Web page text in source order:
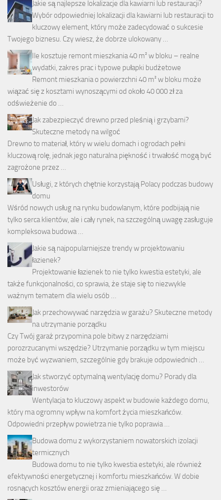
Jakie są najlepsze lokalizacje dla kawiarni lub restauracji?
Wybór odpowiedniej lokalizacji dla kawiarni lub restauracji to
kluczowy element, który może zadecydować o sukcesie
Twojego biznesu. Czy wiesz, że dobrze ulokowany …
Ile kosztuje remont mieszkania 40 m² w bloku – realne
wydatki, zakres prac i typowe pułapki budżetowe
Remont mieszkania o powierzchni 40 m² w bloku może
wiązać się z kosztami wynoszącymi od około 40 000 zł za
odświeżenie do …
Jak zabezpieczyć drewno przed pleśnią i grzybami?
Skuteczne metody na wilgoć
Drewno to materiał, który w wielu domach i ogrodach pełni
kluczową rolę, jednak jego naturalna piękność i trwałość mogą być
zagrożone przez …
Usługi, z których chętnie korzystają Polacy podczas budowy
domu
Wśród nowych usług na rynku budowlanym, które podbijają nie
tylko serca klientów, ale i cały rynek, na szczególną uwagę zasługuje
kompleksowa budowa …
Jakie są najpopularniejsze trendy w projektowaniu
łazienek?
Projektowanie łazienek to nie tylko kwestia estetyki, ale
także funkcjonalności, co sprawia, że staje się to niezwykle
ważnym tematem dla wielu osób …
Jak przechowywać narzędzia w garażu? Skuteczne metody
na utrzymanie porządku
Czy Twój garaż przypomina pole bitwy z narzędziami
porozrzucanymi wszędzie? Utrzymanie porządku w tym miejscu
może być wyzwaniem, szczególnie gdy brakuje odpowiednich …
Jak stworzyć optymalną wentylację domu? Porady dla
inwestorów
Wentylacja to kluczowy aspekt w budowie każdego domu,
który ma ogromny wpływ na komfort życia mieszkańców.
Odpowiedni przepływ powietrza nie tylko poprawia …
Budowa domu z wykorzystaniem nowatorskich izolacji
termicznych
Budowa domu to nie tylko kwestia estetyki, ale również
efektywności energetycznej i komfortu mieszkańców. W dobie
rosnących kosztów energii oraz zmieniającego się …